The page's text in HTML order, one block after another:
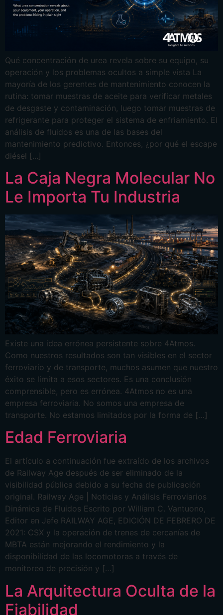
Qué concentración de urea revela sobre su equipo, su
operación y los problemas ocultos a simple vista La
mayoría de los gerentes de mantenimiento conocen la
rutina: tomar muestras de aceite para verificar metales
de desgaste y contaminación, luego tomar muestras de
refrigerante para proteger el sistema de enfriamiento. El
análisis de fluidos es una de las bases del
mantenimiento predictivo. Entonces, ¿por qué el escape
diésel [...]
La Caja Negra Molecular No
Le Importa Tu Industria
Existe una idea errónea persistente sobre 4Atmos.
Como nuestros resultados son tan visibles en el sector
ferroviario y de transporte, muchos asumen que nuestro
éxito se limita a esos sectores. Es una conclusión
comprensible, pero es errónea. 4Atmos no es una
empresa ferroviaria. No somos una empresa de
transporte. No estamos limitados por la forma de […]
Edad Ferroviaria
El artículo a continuación fue extraído de los archivos
de Railway Age después de ser eliminado de la
visibilidad pública debido a su fecha de publicación
original. Railway Age | Noticias y Análisis Ferroviarios
Dinámica de Fluidos Escrito por William C. Vantuono,
Editor en Jefe RAILWAY AGE, EDICIÓN DE FEBRERO DE
2021: CSX y la operación de trenes de cercanías de
MBTA están mejorando el rendimiento y la
disponibilidad de las locomotoras a través de
monitoreo de precisión y […]
La Arquitectura Oculta de la
Fiabilidad